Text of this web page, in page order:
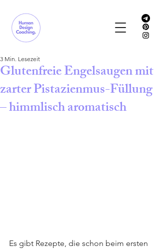
Glutenfreie Engelsaugen mit
zarter Pistazienmus-Füllung
– himmlisch aromatisch
3 Min. Lesezeit
Es gibt Rezepte, die schon beim ersten